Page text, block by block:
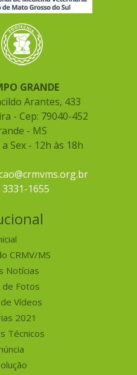
GRANDE
Arantes, 433
- Cep: 79040-452
- MS
Sex - 12h às 18h
3331-1655
CRMV/MS
Notícias
de Fotos
Vídeos
2021
Técnicos